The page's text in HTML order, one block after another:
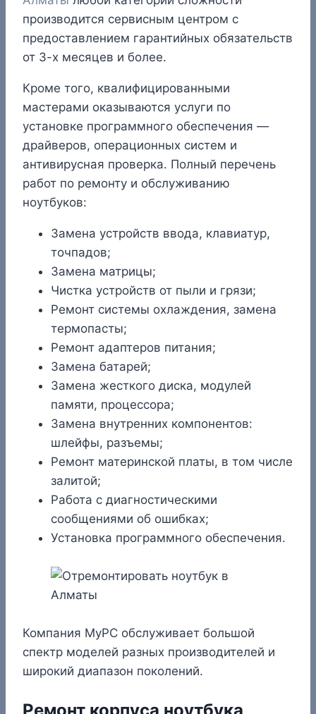
производится сервисным центром с
предоставлением гарантийных обязательств
от 3-х месяцев и более.
Кроме того, квалифицированными
мастерами оказываются услуги по
установке программного обеспечения —
драйверов, операционных систем и
антивирусная проверка. Полный перечень
работ по ремонту и обслуживанию
ноутбуков:
Замена устройств ввода, клавиатур,
точпадов;
Замена матрицы;
Чистка устройств от пыли и грязи;
Ремонт системы охлаждения, замена
термопасты;
Ремонт адаптеров питания;
Замена батарей;
Замена жесткого диска, модулей
памяти, процессора;
Замена внутренних компонентов:
шлейфы, разъемы;
Ремонт материнской платы, в том числе
залитой;
Работа с диагностическими
сообщениями об ошибках;
Установка программного обеспечения.
Компания MyPC обслуживает большой
спектр моделей разных производителей и
широкий диапазон поколений.